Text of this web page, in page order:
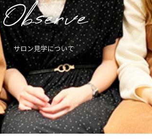
Observe
サロン見学について